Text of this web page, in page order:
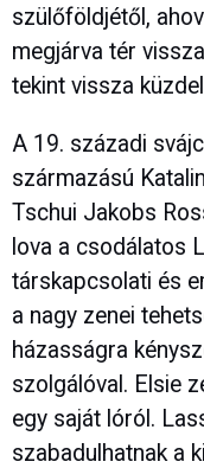
szülőföldjétől,
megjárva tér
tekint vissza
A 19. századi
származású
Tschui Jakobs
lova a csodálatos
társkapcsolati és
a nagy zenei
házasságra
szolgálóval. Elsie
egy saját lóról.
szabadulhatnak a